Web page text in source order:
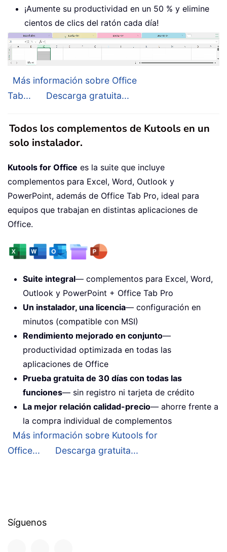
¡Aumente su productividad en un 50 % y elimine
cientos de clics del ratón cada día!
Más información sobre Office
Tab...
Descarga gratuita...
Todos los complementos de Kutools en un
solo instalador.
Kutools for Office es la suite que incluye
complementos para Excel, Word, Outlook y
PowerPoint, además de Office Tab Pro, ideal para
equipos que trabajan en distintas aplicaciones de
Office.
Suite integral— complementos para Excel, Word,
Outlook y PowerPoint + Office Tab Pro
Un instalador, una licencia— configuración en
minutos (compatible con MSI)
Rendimiento mejorado en conjunto—
productividad optimizada en todas las
aplicaciones de Office
Prueba gratuita de 30 días con todas las
funciones— sin registro ni tarjeta de crédito
La mejor relación calidad-precio— ahorre frente a
la compra individual de complementos
Más información sobre Kutools for
Office...
Descarga gratuita...
Síguenos